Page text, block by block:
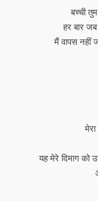
बच्ची
हर बार
मैं वापस नहीं
यह मेरे दिमाग को